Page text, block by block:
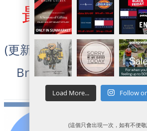
最新
(更新!)轉IP入美國官網方
於POLO,Cole
Brothers,Coach Outlet
February 26, 2022
Load More... Follow
(這個只會出現一次，如有不便